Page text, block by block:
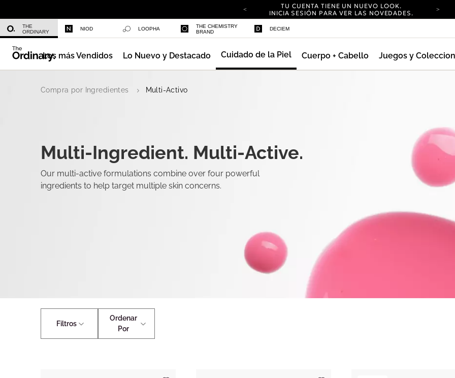
TU CUENTA TIENE UN NUEVO LOOK.
INICIA SESIÓN PARA VER LAS NOVEDADES.
TU CUENTA TIENE UN NUEVO LOOK.
INICIA SESIÓN PARA VER LAS NOVEDADES.
THE
ORDINARY
NIOD LOOPHA
THE CHEMISTRY
BRAND
DECIEM
Los más Vendidos Lo Nuevo y Destacado Cuidado de la Piel Cuerpo + Cabello Juegos y
Compra por Ingredientes Multi-Activo
Multi-Ingredient. Multi-Active.
Our multi-active formulations combine over four powerful
ingredients to help target multiple skin concerns.
Filtros
Ordenar
Por
Azelaic Acid Suspension 10%